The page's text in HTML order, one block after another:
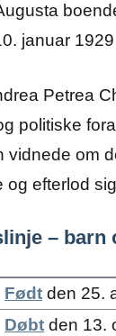
januar
Petrea
politiske
vidnede om
og efterlod
– barn
Født den 25.
Døbt den 13.